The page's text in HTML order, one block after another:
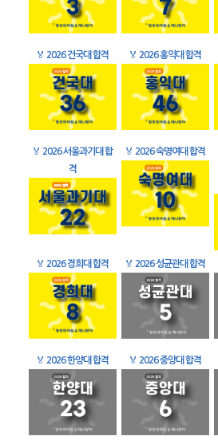
🏅 2026 건국대 합격 🏅 2026 홍익대 합격
🏅 2026 서울과기대 합
격
🏅 2026 숙명여대 합격
🏅 2026 경희대 합격 🏅 2026 성균관대 합격
🏅 2026 한양대 합격 🏅 2026 중앙대 합격